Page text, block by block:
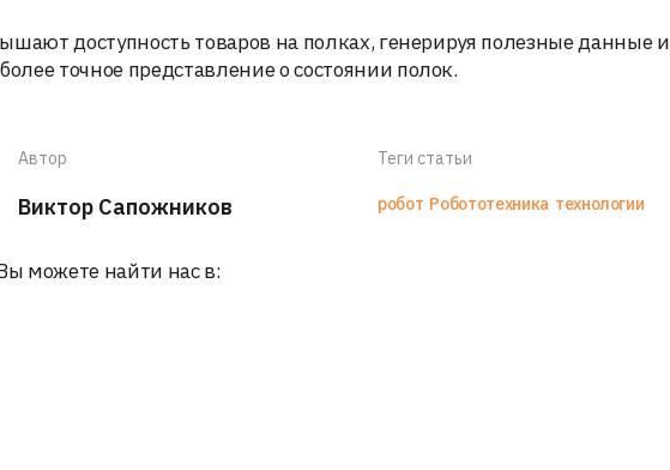
доступность товаров на полках, генерируя полезные данные и
точное представление о состоянии полок.
Автор
Виктор Сапожников
Теги статьи
робот Робототехника технологии
можете найти нас в: